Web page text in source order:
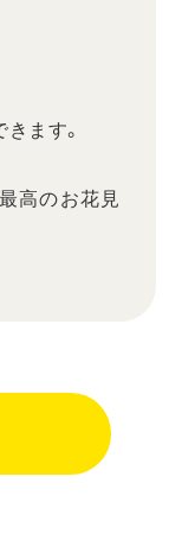
ます。
高のお花見